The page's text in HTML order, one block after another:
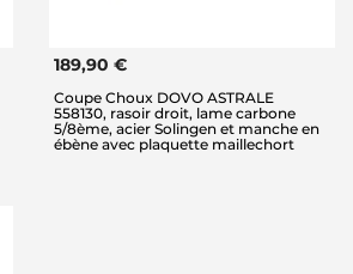
189,90 €
Coupe Choux DOVO ASTRALE
558130, rasoir droit, lame carbone
5/8ème, acier Solingen et manche en
ébène avec plaquette maillechort